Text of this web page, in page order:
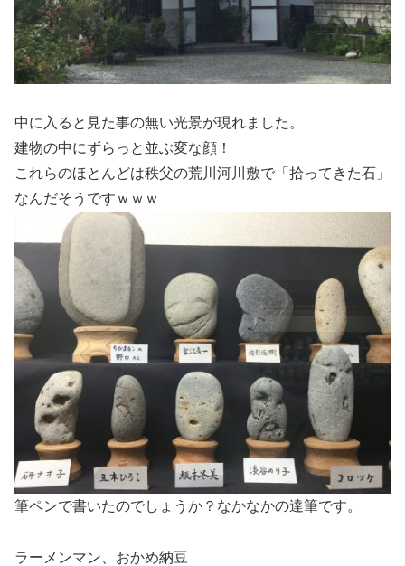
中に入ると見た事の無い光景が現れました。
建物の中にずらっと並ぶ変な顔！
これらのほとんどは秩父の荒川河川敷で「拾ってきた石」
なんだそうですｗｗｗ
筆ペンで書いたのでしょうか？なかなかの達筆です。
ラーメンマン、おかめ納豆